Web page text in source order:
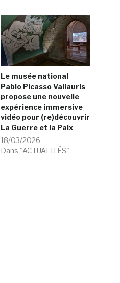
Le musée national
Pablo Picasso Vallauris
propose une nouvelle
expérience immersive
vidéo pour (re)découvrir
La Guerre et la Paix
18/03/2026
Dans "ACTUALITÉS"